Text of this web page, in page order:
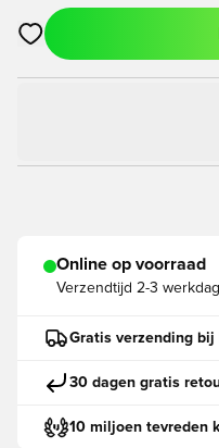
Opent een venster om in
Online op voorraad
Verzendtijd 2-3
Gratis verzending
30 dagen gratis
10 miljoen tevreden